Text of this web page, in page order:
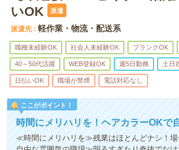
いOK
派遣
派遣先 軽作業・物流・配送系
職種未経験OK 社会人未経験OK ブランクOK
40～50代活躍 WEB登録OK 週5日勤務 土日
日払いOK 職場が禁煙 電話対応なし
ここがポイント！
時間にメリハリを！ヘアカラーOKで
≪時間にメリハリを≫残業はほとんどナシ！